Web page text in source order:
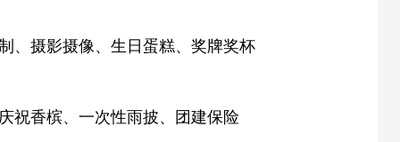
、摄影摄像、生日蛋糕、奖牌奖杯
祝香槟、一次性雨披、团建保险